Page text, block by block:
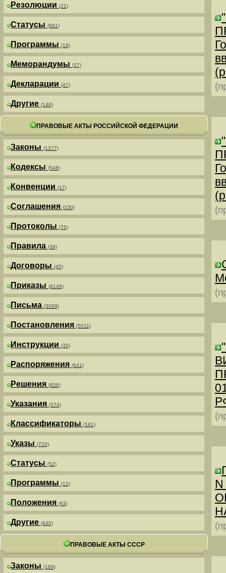
Резолюции (21)
Статусы (881)
Программы (19)
Меморандумы (27)
Декларации (47)
Другие (146)
ПРАВОВЫЕ АКТЫ РОССИЙСКОЙ ФЕДЕРАЦИИ
Законы (1377)
Кодексы (548)
Конвенции (17)
Соглашения (230)
Протоколы (76)
Правила (38)
Договоры (45)
Приказы (8148)
Письма (3099)
Постановления (5011)
Инструкции (35)
Распоряжения (641)
Решения (838)
Указания (374)
Классификаторы (181)
Указы (720)
Статусы (52)
Программы (12)
Положения (63)
Другие (640)
ПРАВОВЫЕ АКТЫ СССР
Законы (189)